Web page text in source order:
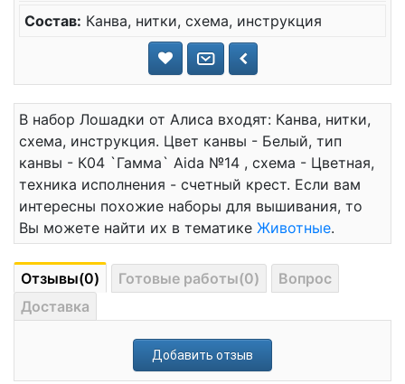
Состав: Канва, нитки, схема, инструкция
В набор Лошадки от Алиса входят: Канва, нитки,
схема, инструкция. Цвет канвы - Белый, тип
канвы - К04 `Гамма` Aida №14 , схема - Цветная,
техника исполнения - счетный крест. Если вам
интересны похожие наборы для вышивания, то
Вы можете найти их в тематике Животные.
Отзывы(0) Готовые работы(0)
Вопрос
Доставка
Добавить отзыв